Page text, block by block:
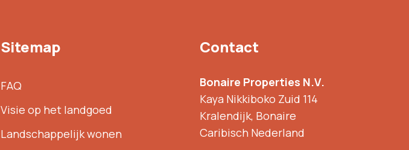
Sitemap
FAQ
Visie op het landgoed
Landschappelijk wonen
Contact
Bonaire Properties N.V.
Kaya Nikkiboko Zuid 114
Kralendijk, Bonaire
Caribisch Nederland